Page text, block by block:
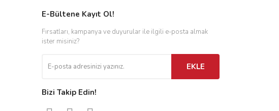
E-Bültene Kayıt Ol!
Fırsatları, kampanya ve duyurular ile ilgili e-posta almak
ister misiniz?
EKLE
Bizi Takip Edin!